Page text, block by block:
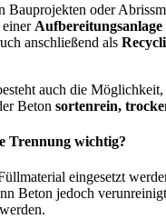
oder
einer Aufbereitungsanlage
anschließend als
auch die
Beton sortenrein,
Trennung wichtig?
eingesetzt
Beton jedoch